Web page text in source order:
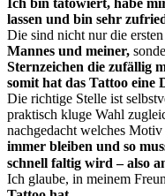
lassen und bin sehr
Die sind nicht nur die
Mannes und meiner,
Sternzeichen die zufällig
somit hat das Tattoo eine
Die richtige Stelle ist
praktisch kluge Wahl
nachgedacht welches Motiv
immer bleiben und so
schnell faltig wird – also
Ich glaube, in meinem